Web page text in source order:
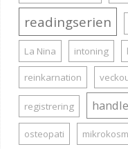
readingserien
La Nina intoning
reinkarnation
registrering
osteopati